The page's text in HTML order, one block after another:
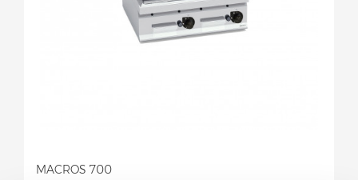
MACROS 700